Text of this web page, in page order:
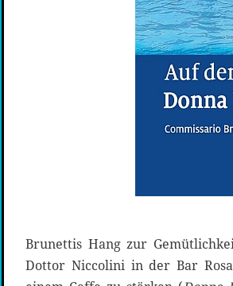
Brunettis Hang zur
Dottor Niccolini in der Bar